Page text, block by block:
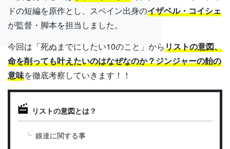
ドの短編を原作とし、スペイン出身のイザベル・コイシェ
が監督・脚本を担当しました。
今回は「死ぬまでにしたい10のこと」からリストの意図、
命を削っても叶えたいのはなぜなのか？ジンジャーの飴の
意味を徹底考察していきます！！
リストの意図とは？
娘達に関する事